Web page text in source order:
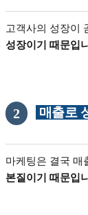
고객사의 성장이
성장이기 때문입
2 매출로
마케팅은 결국 매
본질이기 때문입